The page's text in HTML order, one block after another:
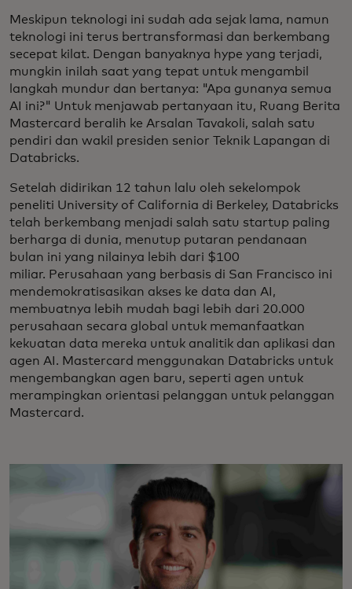
Meskipun teknologi ini sudah ada sejak lama, namun
teknologi ini terus bertransformasi dan berkembang
secepat kilat. Dengan banyaknya hype yang terjadi,
mungkin inilah saat yang tepat untuk mengambil
langkah mundur dan bertanya: "Apa gunanya semua
AI ini?" Untuk menjawab pertanyaan itu, Ruang Berita
Mastercard beralih ke Arsalan Tavakoli, salah satu
pendiri dan wakil presiden senior Teknik Lapangan di
Databricks.
Setelah didirikan 12 tahun lalu oleh sekelompok
peneliti University of California di Berkeley, Databricks
telah berkembang menjadi salah satu startup paling
berharga di dunia, menutup putaran pendanaan
bulan ini yang nilainya lebih dari $100
miliar. Perusahaan yang berbasis di San Francisco ini
mendemokratisasikan akses ke data dan AI,
membuatnya lebih mudah bagi lebih dari 20.000
perusahaan secara global untuk memanfaatkan
kekuatan data mereka untuk analitik dan aplikasi dan
agen AI. Mastercard menggunakan Databricks untuk
mengembangkan agen baru, seperti agen untuk
merampingkan orientasi pelanggan untuk pelanggan
Mastercard.